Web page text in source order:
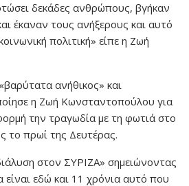
δεκάδες ανθρώπους, βγήκαν
έκαναν τους ανήξερους και αυτό
πολιτική» είπε η Ζωή
ανήθικος» και
η Ζωή Κωνσταντοπούλου για
την τραγωδία με τη φωτιά στο
το πρωί της Δευτέρας.
στον ΣΥΡΙΖΑ» σημειώνοντας
εδώ και 11 χρόνια αυτό που